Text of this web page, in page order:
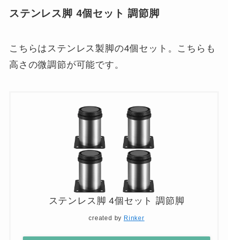
ステンレス脚 4個セット 調節脚
こちらはステンレス製脚の4個セット。こちらも
高さの微調節が可能です。
ステンレス脚 4個セット 調節脚
created by Rinker